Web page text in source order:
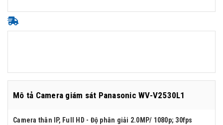
Mô tả Camera giám sát Panasonic WV-V2530L1
Camera thân IP, Full HD - Độ phân giải 2.0MP/ 1080p; 30fps